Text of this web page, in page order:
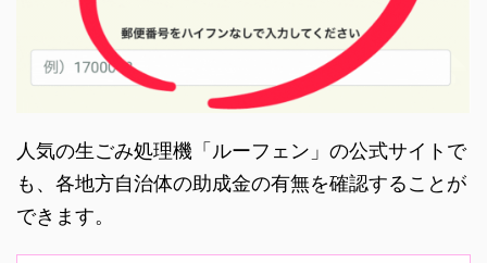
人気の生ごみ処理機「ルーフェン」の公式サイトで
も、各地方自治体の助成金の有無を確認することが
できます。